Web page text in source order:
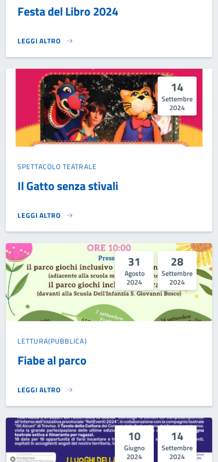
Festa del Libro 2024
LEGGI ALTRO
FESTA DEL LIBRO 2024}
14
Settembre
2024
SPETTACOLO TEATRALE
Il Gatto senza stivali
LEGGI ALTRO
IL GATTO SENZA STIVALI}
31
Agosto
2024
28
Settembre
2024
LETTURA(PUBBLICA)
Fiabe al parco
LEGGI ALTRO
FIABE AL PARCO}
10
Giugno
2024
14
Settembre
2024